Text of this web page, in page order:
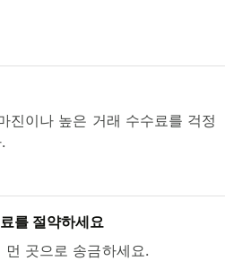
진이나 높은 거래 수수료를 걱정
를 절약하세요
곳으로 송금하세요.